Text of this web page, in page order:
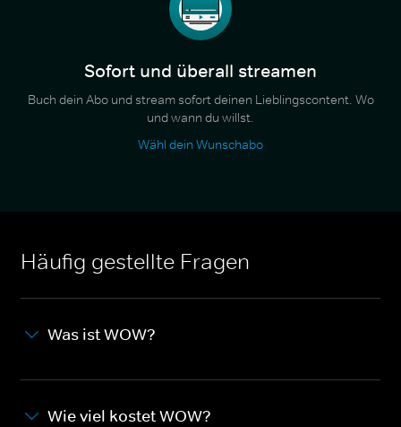
Sofort und überall streamen
Buch dein Abo und stream sofort deinen Lieblingscontent. Wo
und wann du willst.
Wähl dein Wunschabo
Häufig gestellte Fragen
Was ist WOW?
Wie viel kostet WOW?